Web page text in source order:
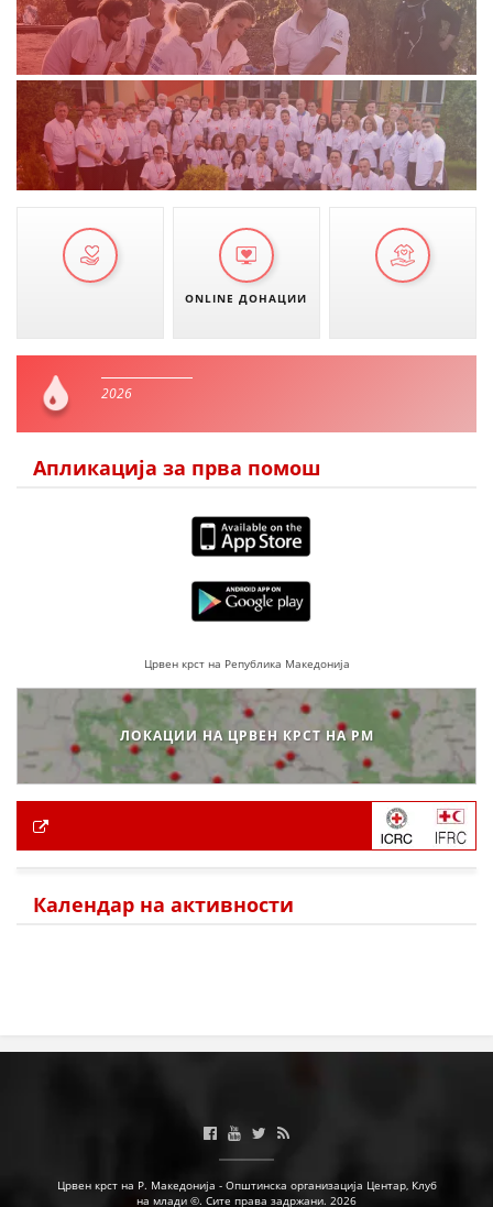
ONLINE ДОНАЦИИ
2026
Апликација за прва помош
Црвен крст на Република Македонија
ЛОКАЦИИ НА ЦРВЕН КРСТ НА РМ
Календар на активности
Црвен крст на Р. Македонија - Општинска организација Центар, Клуб
на млади ©. Сите права задржани. 2026